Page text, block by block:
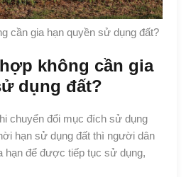
cần gia hạn quyền sử dụng đất?
không cần gia
dụng đất?
chuyển đổi mục đích sử dụng
hạn sử dụng đất thì người dân
hạn để được tiếp tục sử dụng,